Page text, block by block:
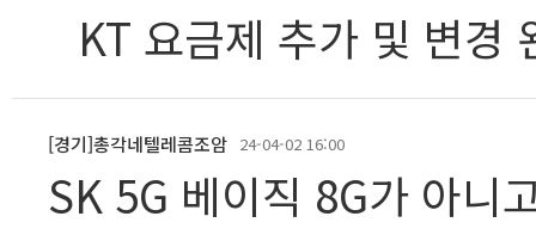
KT 요금제 추가 및 변경
[경기]총각네텔레콤조암 24-04-02 16:00
SK 5G 베이직 8G가 아니